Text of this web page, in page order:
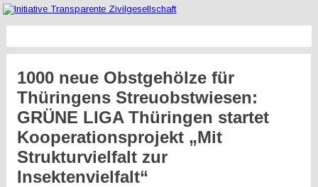
1000 neue Obstgehölze für
Thüringens Streuobstwiesen:
GRÜNE LIGA Thüringen startet
Kooperationsprojekt „Mit
Strukturvielfalt zur
Insektenvielfalt“